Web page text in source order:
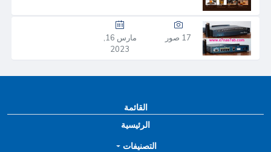
17 صور
2023
القائمة
الرئيسية
التصنيفات